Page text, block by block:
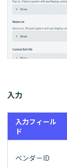
入力
入力フィール
ド
ベンダーID